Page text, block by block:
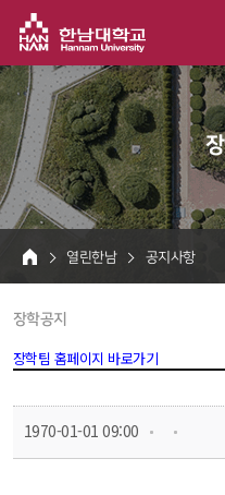
HOME
열린한남 공지사항
장학공지
장학팀 홈페이지 바로가기
1970-01-01 09:00